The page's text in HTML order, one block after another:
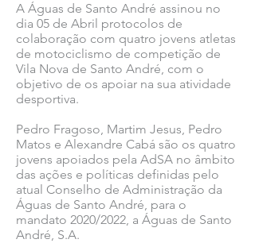
A Águas de Santo André assinou no
dia 05 de Abril protocolos de
colaboração com quatro jovens atletas
de motociclismo de competição de
Vila Nova de Santo André, com o
objetivo de os apoiar na sua atividade
desportiva.
Pedro Fragoso, Martim Jesus, Pedro
Matos e Alexandre Cabá são os quatro
jovens apoiados pela AdSA no âmbito
das ações e políticas definidas pelo
atual Conselho de Administração da
Águas de Santo André, para o
mandato 2020/2022, a Águas de Santo
André, S.A.